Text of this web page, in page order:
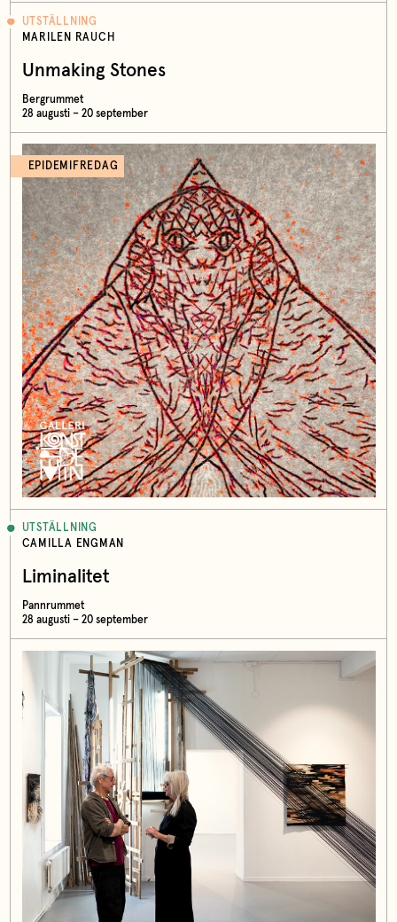
UTSTÄLLNING
MARILEN RAUCH
Unmaking Stones
Bergrummet
28 augusti – 20 september
EPIDEMIFREDAG
UTSTÄLLNING
CAMILLA ENGMAN
Liminalitet
Pannrummet
28 augusti – 20 september